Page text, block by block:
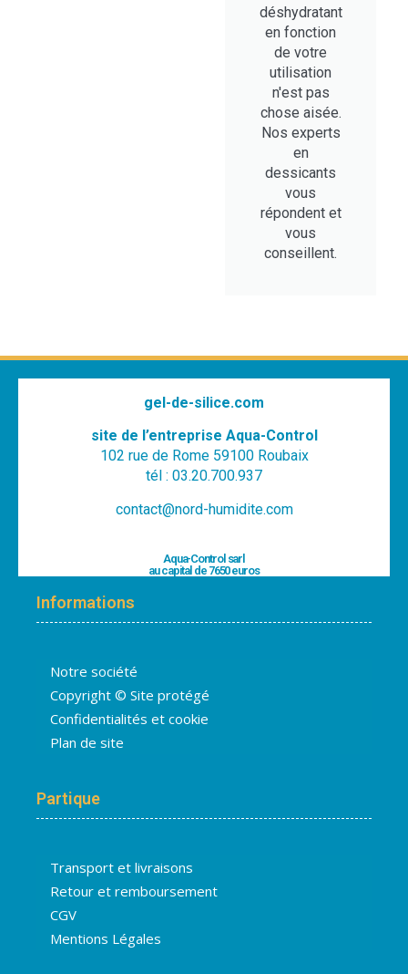
déshydratant
en fonction
de votre
utilisation
n'est pas
chose aisée.
Nos experts
en
dessicants
vous
répondent et
vous
conseillent.
gel-de-silice.com
site de l’entreprise Aqua-Control
102 rue de Rome 59100 Roubaix
tél : 03.20.700.937
contact@nord-humidite.com
Aqua-Control sarl
au capital de 7650 euros
Informations
Notre société
Copyright © Site protégé
Confidentialités et cookie
Plan de site
Partique
Transport et livraisons
Retour et remboursement
CGV
Mentions Légales